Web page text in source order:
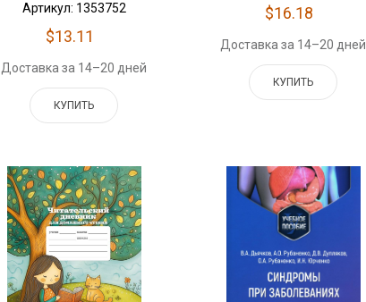
Артикул: 1353752
$13.11
Доставка за 14–20 дней
КУПИТЬ
$16.18
Доставка за 14–20 дней
КУПИТЬ